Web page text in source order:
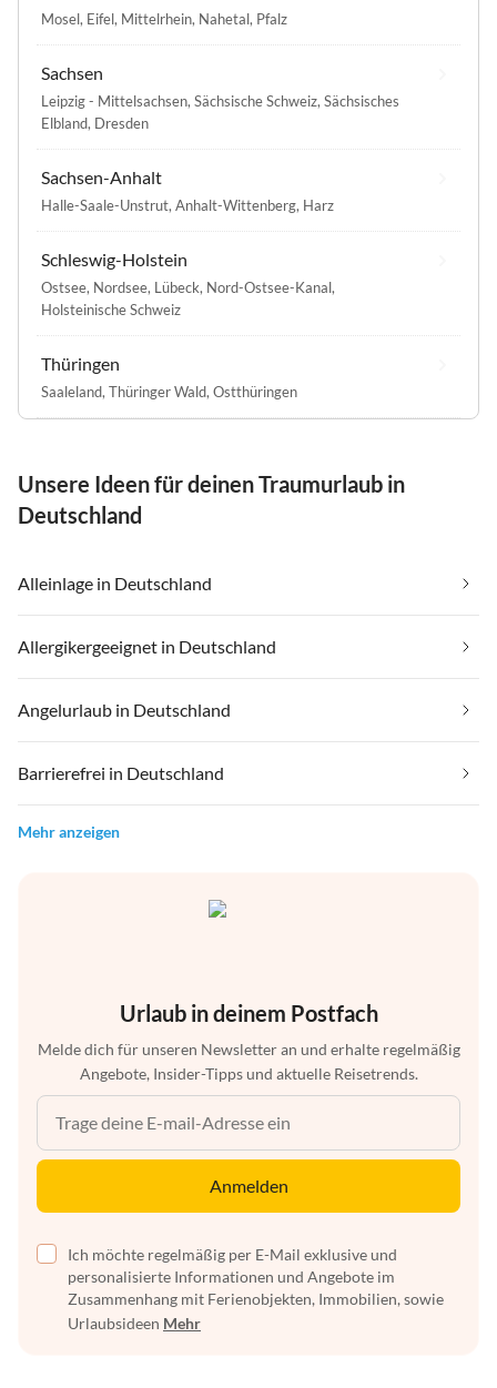
Mosel, Eifel, Mittelrhein, Nahetal, Pfalz
Sachsen
Leipzig - Mittelsachsen, Sächsische Schweiz, Sächsisches
Elbland, Dresden
Sachsen-Anhalt
Halle-Saale-Unstrut, Anhalt-Wittenberg, Harz
Schleswig-Holstein
Ostsee, Nordsee, Lübeck, Nord-Ostsee-Kanal,
Holsteinische Schweiz
Thüringen
Saaleland, Thüringer Wald, Ostthüringen
Unsere Ideen für deinen Traumurlaub in
Deutschland
Alleinlage in Deutschland
Allergikergeeignet in Deutschland
Angelurlaub in Deutschland
Barrierefrei in Deutschland
Mehr anzeigen
Urlaub in deinem Postfach
Melde dich für unseren Newsletter an und erhalte regelmäßig
Angebote, Insider-Tipps und aktuelle Reisetrends.
Anmelden
Ich möchte regelmäßig per E-Mail exklusive und
personalisierte Informationen und Angebote im
Zusammenhang mit Ferienobjekten, Immobilien, sowie
Urlaubsideen Mehr